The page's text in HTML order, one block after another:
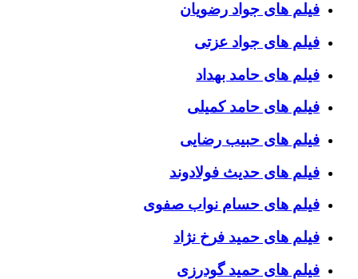
فیلم های جواد رضویان
فیلم های جواد عزتی
فیلم های حامد بهداد
فیلم های حامد کمیلی
فیلم های حبیب رضایی
فیلم های حدیث فولادوند
فیلم های حسام نواب صفوی
فیلم های حمید فرخ نژاد
فیلم های حمید گودرزی